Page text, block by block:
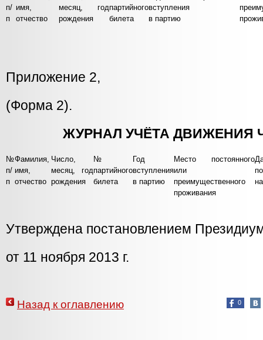
п/
п
имя,
отчество
месяц, год
рождения
партийного
билета
вступления
в партию
Приложение 2,
(Форма 2).
ЖУРНАЛ УЧЁТА ДВИЖЕНИЯ
№
п/
п
Фамилия,
имя,
отчество
Число,
месяц, год
рождения
№
партийного
билета
Год
вступления
в партию
Место постоянного
или
преимущественного
проживания
Утверждена постановлением
от 11 ноября 2013 г.
0
Назад к оглавлению